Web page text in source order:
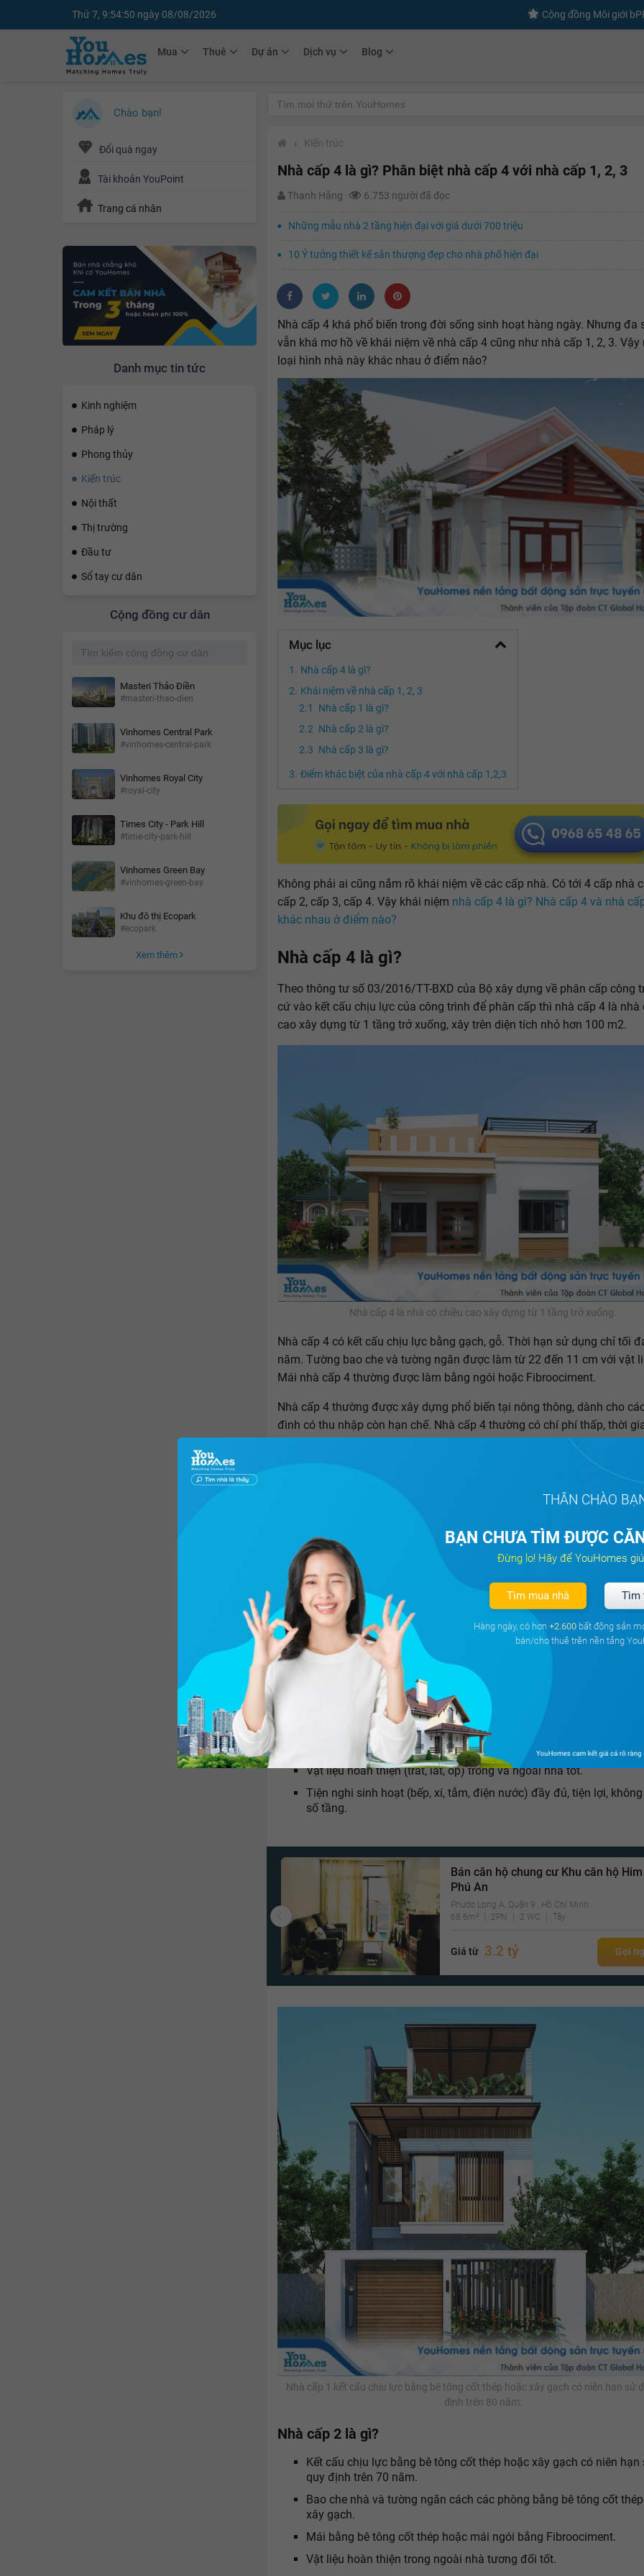
Thứ 7, 9:54:51 ngày 08/08/2026 Cộng đồng Môi giới
Mua Thuê Dự án Dịch vụ Blog
Chào bạn!
Đổi quà ngay
Tài khoản YouPoint
Trang cá nhân
Danh mục tin tức
Kinh nghiệm
Pháp lý
Phong thủy
Kiến trúc
Nội thất
Thị trường
Đầu tư
Sổ tay cư dân
Cộng đồng cư dân
Masteri Thảo Điền
#masteri-thao-dien
Vinhomes Central Park
#vinhomes-central-park
Vinhomes Royal City
#royal-city
Times City - Park Hill
#time-city-park-hill
Vinhomes Green Bay
#vinhomes-green-bay
Khu đô thị Ecopark
#ecopark
Xem thêm
› Kiến trúc
Nhà cấp 4 là gì? Phân biệt nhà cấp 4 với nhà cấp 1, 2, 3
Thanh Hằng 6.753 người đã đọc
Những mẫu nhà 2 tầng hiện đại với giá dưới 700 triệu
10 Ý tưởng thiết kế sân thượng đẹp cho nhà phố hiện đại
Nhà cấp 4 khá phổ biến trong đời sống sinh hoạt hàng ngày. Nhưng đa
vẫn khá mơ hồ về khái niệm về nhà cấp 4 cũng như nhà cấp 1, 2, 3. Vậy
loại hình nhà này khác nhau ở điểm nào?
Mục lục
Nhà cấp 4 là gì?
Khái niệm về nhà cấp 1, 2, 3
Nhà cấp 1 là gì?
Nhà cấp 2 là gì?
Nhà cấp 3 là gì?
Điểm khác biệt của nhà cấp 4 với nhà cấp 1,2,3
Không phải ai cũng nắm rõ khái niệm về các cấp nhà. Có tới 4 cấp nhà
cấp 2, cấp 3, cấp 4. Vậy khái niệm nhà cấp 4 là gì? Nhà cấp 4 và nhà
khác nhau ở điểm nào?
Nhà cấp 4 là gì?
Theo thông tư số 03/2016/TT-BXD của Bộ xây dựng về phân cấp công
cứ vào kết cấu chịu lực của công trình để phân cấp thì nhà cấp 4 là nhà
cao xây dựng từ 1 tầng trở xuống, xây trên diện tích nhỏ hơn 100 m2.
Nhà cấp 4 là nhà có chiều cao xây dựng từ 1 tầng trở xuống.
Nhà cấp 4 có kết cấu chịu lực bằng gạch, gỗ. Thời hạn sử dụng chỉ tối
năm. Tường bao che và tường ngăn được làm từ 22 đến 11 cm với vật
Mái nhà cấp 4 thường được làm bằng ngói hoặc Fibroociment.
Nhà cấp 4 thường được xây dựng phổ biến tại nông thông, dành cho
đình có thu nhập còn hạn chế. Nhà cấp 4 thường có chí phí thấp, thời
Hiện nay các loại hình nhà cấp 4 ngày càng trở nên nên đa dạng với
cách, bạn có thể tham khảo thêm các mẫu nhà cấp 4 đẹp
TẠI ĐÂY
Khái niệm về nhà cấp 1, 2, 3
Cũng như nhà cấp 4, còn có 3 cấp nhà khác, đó là nhà cấp 1, cấp 2, cấp
đã nắm được những khái niệm về những cấp nhà này chưa? Cùng
tìm hiểu về những khái niệm theo Thông tư liên bộ, Số 7 – LB/TT Xây
chính – UBVGNN và Tổng cục quản lý ruộng đất ngày 30-9-1991.
Nhà cấp 1 là gì?
Kết cấu chịu lực bằng bê tông cốt thép hoặc xây gạch có niên hạn
quy định trên 80 năm.
Bao che nhà và tường ngăn cách các phòng bằng bê tông cốt thép
Mái bằng bê tông cốt thép hoặc lợp ngói, có hệ thống cách nhiệt
Vật liệu hoàn thiện (trát, lát, ốp) trong và ngoài nhà tốt.
Tiện nghi sinh hoạt (bếp, xí, tắm, điện nước) đầy đủ, tiện lợi,
số tầng.
Bán căn hộ chung cư Khu căn hộ
Phú An
Phước Long A, Quận 9 , Hồ Chí Minh
68.6m²
2PN 2 WC Tây
Giá từ 3.2 tỷ Gọi
Nhà cấp 1 kết cấu chịu lực bằng bê tông cốt thép hoặc xây gạch có niên hạn sử
định trên 80 năm.
Nhà cấp 2 là gì?
Kết cấu chịu lực bằng bê tông cốt thép hoặc xây gạch có niên hạn
quy định trên 70 năm.
Bao che nhà và tường ngăn cách các phòng bằng bê tông cốt
xây gạch.
Mái bằng bê tông cốt thép hoặc mái ngói bằng Fibroociment.
Vật liệu hoàn thiện trong ngoài nhà tương đối tốt.
THÂN CHÀO
BẠN CHƯA TÌM ĐƯỢC
Đừng lo! Hãy để YouHomes
Tìm mua nhà Tìm
Hàng ngày, có hơn +2.600 bất động sản
bán/cho thuê trên nền tảng